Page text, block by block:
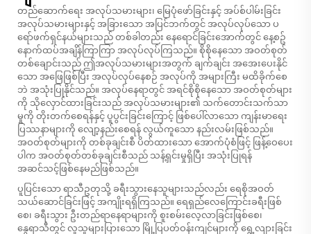
တည်ဆောက်ရေး အလုပ်သမားများ၊ မြေပုံဖော်ခြင်းနှင့် အပ်စ်ပါမ်းခြင်း
အလုပ်သမားများနှင့် အခြားသော အပြင်ဘက်တွင် အလုပ်လုပ်သော ပ
ရော်ဖက်ရှင်နယ်များသည် တစ်ခါတည်း နေရောင်ခြင်းအောက်တွင် နေ့စဥ်
နောက်ထပ်အချိန်ကြာကြာ အလုပ်လုပ်ကြသည်။ စိုစိုနေသော အဝတ်စုတ်
တစ်ချောင်းသည် ဤအလုပ်သမားများအတွက် ချက်ချင်း အအေးပေးနိုင်
သော အဖြေဖြစ်ပြီး အလုပ်လုပ်နေစဉ် အလုပ်ကို အများကြီး မထိခိုက်စေ
ဘဲ အသုံးပြုနိုင်သည်။ အလုပ်နေရာတွင် အရင်စိုစိုနေသော အဝတ်စုတ်များ
ကို သိုလှောင်ထားခြင်းသည် အလုပ်သမားများ၏ သက်တောင်းသက်သာ
မှုကို တိုးတက်စေရန်နှင့် ပူပွင်းခြင်းကြောင့် ဖြစ်ပေါ်လာသော ကျန်းမာရေး
ပြဿနာများကို လျော့နည်းစေရန် လွယ်ကူသော နည်းလမ်းဖြစ်သည်။
အဝတ်စုတ်များကို တစ်ခုချင်းစီ ပိတ်ထားသော အောက်ပုံစံဖြင့် ဖြန့်ဝေပေး
ပါက အဝတ်စုတ်တစ်ခုချင်းစီသည် သန့်ရှင်းမှုရှိပြီး အသုံးပြုရန်
အဆင်သင့်ဖြစ်နေမည်ဖြစ်သည်။
ပူပြင်းသော ရာသီဥတုသို့ ခရီးသွားနေသူများသည်လည်း ရေစိုအဝတ်
သယ်ဆောင်ခြင်းဖြင့် အကျိုးရရှိကြသည်။ ရေရှည်လေကြောင်းခရီးဖြစ်
စေ၊ ခရီးသွား ဦးတည်ရာနေရာများကို စူးစမ်းလေ့လာခြင်းဖြစ်စေ၊
နွေရာသီတွင် လူသူများပြားသော မြို့ပြပတ်ဝန်းကျင်များကို ရွေ့လျားခြင်း